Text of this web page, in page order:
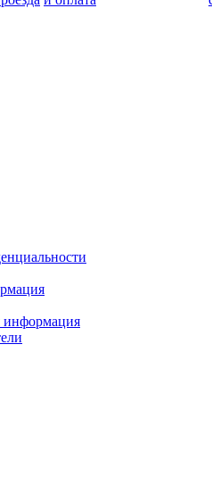
информация